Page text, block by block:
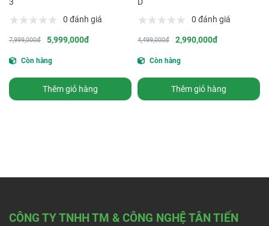
3
0 đánh giá
7,999,000đ 5,999,000đ
Còn hàng
Thêm giỏ hàng
D
0 đánh giá
4,499,000đ 2,990,000đ
Còn hàng
Thêm giỏ hàng
CÔNG TY TNHH TM & CÔNG NGHỆ TÂN TIẾN